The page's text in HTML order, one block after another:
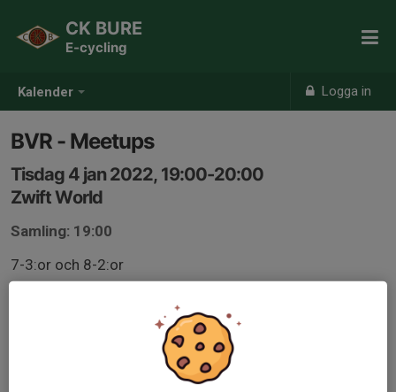
Kalender Logga in
CK BURE
E-cycling
BVR - Meetups
Tisdag 4 jan 2022, 19:00-20:00
Zwift World
Samling: 19:00
7-3:or och 8-2:or